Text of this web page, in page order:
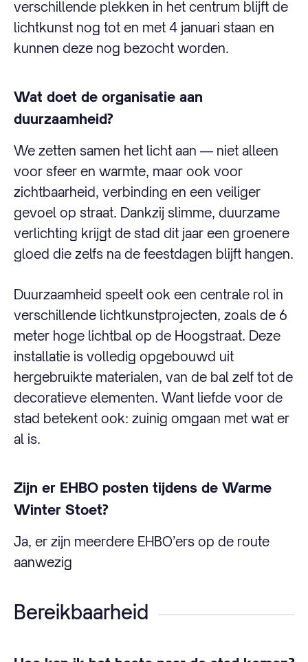
verschillende plekken in het centrum blijft de
lichtkunst nog tot en met 4 januari staan en
kunnen deze nog bezocht worden.
Wat doet de organisatie aan
duurzaamheid?
We zetten samen het licht aan — niet alleen
voor sfeer en warmte, maar ook voor
zichtbaarheid, verbinding en een veiliger
gevoel op straat. Dankzij slimme, duurzame
verlichting krijgt de stad dit jaar een groenere
gloed die zelfs na de feestdagen blijft hangen.
Duurzaamheid speelt ook een centrale rol in
verschillende lichtkunstprojecten, zoals de 6
meter hoge lichtbal op de Hoogstraat. Deze
installatie is volledig opgebouwd uit
hergebruikte materialen, van de bal zelf tot de
decoratieve elementen. Want liefde voor de
stad betekent ook: zuinig omgaan met wat er
al is.
Zijn er EHBO posten tijdens de Warme
Winter Stoet?
Ja, er zijn meerdere EHBO’ers op de route
aanwezig
Bereikbaarheid